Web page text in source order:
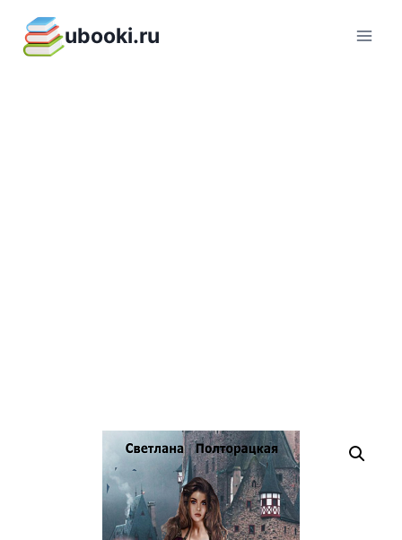
содержимому
ubooki.ru